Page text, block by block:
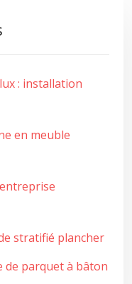
: installation
en meuble
stratifié plancher
de parquet à bâton